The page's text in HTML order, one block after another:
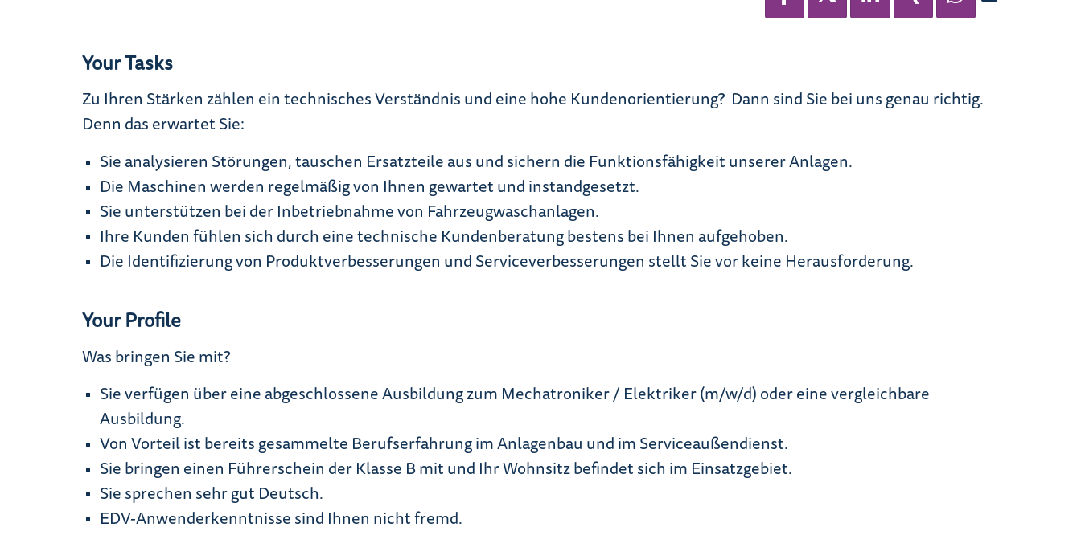
Your Tasks
Zu Ihren Stärken zählen ein technisches Verständnis und eine hohe Kundenorientierung? Dann sind Sie bei uns genau richtig.
Denn das erwartet Sie:
Sie analysieren Störungen, tauschen Ersatzteile aus und sichern die Funktionsfähigkeit unserer Anlagen.
Die Maschinen werden regelmäßig von Ihnen gewartet und instandgesetzt.
Sie unterstützen bei der Inbetriebnahme von Fahrzeugwaschanlagen.
Ihre Kunden fühlen sich durch eine technische Kundenberatung bestens bei Ihnen aufgehoben.
Die Identifizierung von Produktverbesserungen und Serviceverbesserungen stellt Sie vor keine Herausforderung.
Your Profile
Was bringen Sie mit?
Sie verfügen über eine abgeschlossene Ausbildung zum Mechatroniker / Elektriker (m/w/d) oder eine vergleichbare
Ausbildung.
Von Vorteil ist bereits gesammelte Berufserfahrung im Anlagenbau und im Serviceaußendienst.
Sie bringen einen Führerschein der Klasse B mit und Ihr Wohnsitz befindet sich im Einsatzgebiet.
Sie sprechen sehr gut Deutsch.
EDV-Anwenderkenntnisse sind Ihnen nicht fremd.